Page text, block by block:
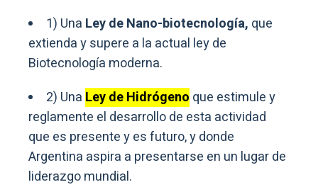
1) Una Ley de Nano-biotecnología, que
extienda y supere a la actual ley de
Biotecnología moderna.
2) Una Ley de Hidrógeno que estimule y
reglamente el desarrollo de esta actividad
que es presente y es futuro, y donde
Argentina aspira a presentarse en un lugar de
liderazgo mundial.